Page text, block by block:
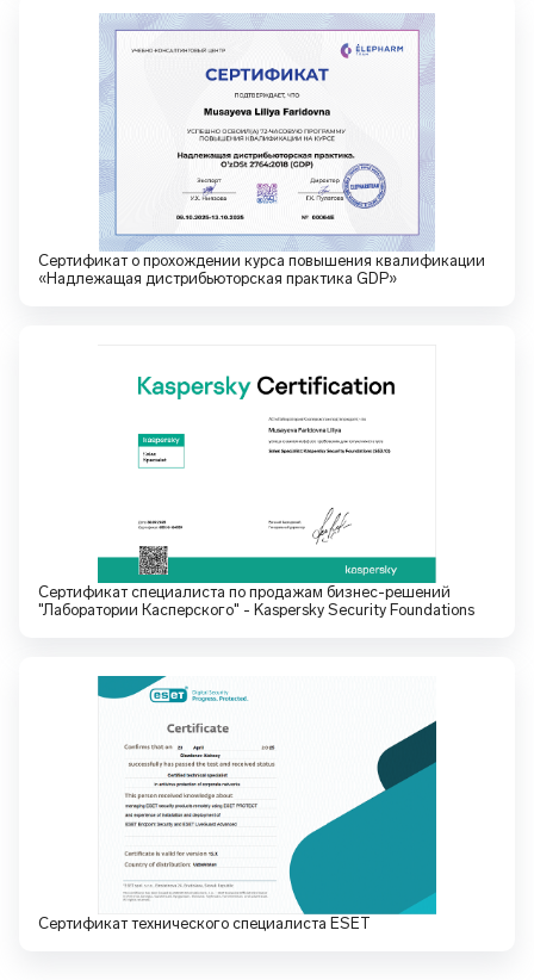
Сертификат о прохождении курса повышения квалификации
«Надлежащая дистрибьюторская практика GDP»
Сертификат специалиста по продажам бизнес-решений
"Лаборатории Касперского" - Kaspersky Security Foundations
Сертификат технического специалиста ESET